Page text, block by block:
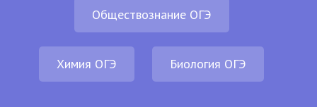
Обществознание ОГЭ
Химия ОГЭ Биология ОГЭ